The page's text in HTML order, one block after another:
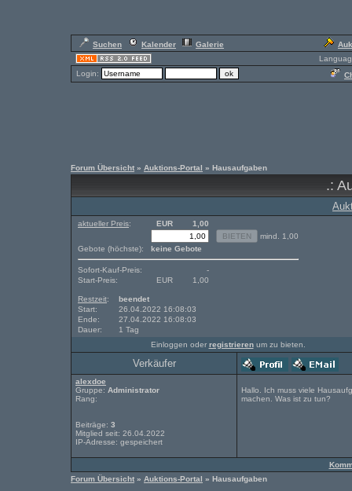
Suchen Kalender Galerie
Login:
Forum Übersicht » Auktions-Portal » Hausaufgaben
.:
aktueller Preis: EUR
1,00
mind. 1,00
Gebote (höchste):
keine Gebote
Sofort-Kauf-Preis:
-
Start-Preis:
EUR 1,00
Restzeit:
beendet
Start:
26.04.2022 16:08:03
Ende:
27.04.2022 16:08:03
Dauer:
1 Tag
Einloggen oder registrierenum zu bieten.
Verkäufer
alexdoe
Gruppe: Administrator
Rang:
Beiträge: 3
Mitglied seit: 26.04.2022
IP-Adresse: gespeichert
Hallo. Ich muss viele
machen. Was ist zu tun?
Forum Übersicht » Auktions-Portal » Hausaufgaben